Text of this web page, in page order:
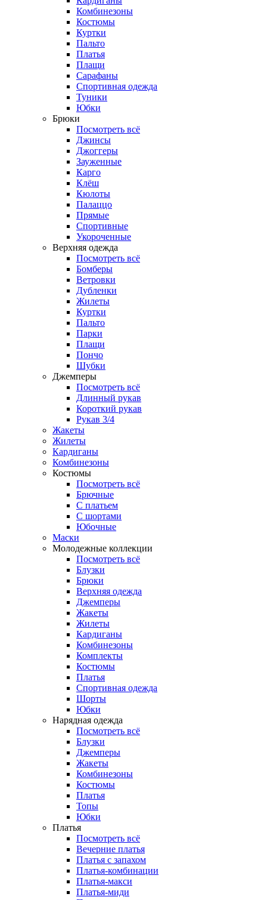
Комбинезоны
Костюмы
Куртки
Пальто
Платья
Плащи
Сарафаны
Спортивная одежда
Туники
Юбки
Брюки
Посмотреть всё
Джинсы
Джоггеры
Зауженные
Карго
Клёш
Кюлоты
Палаццо
Прямые
Спортивные
Укороченные
Верхняя одежда
Посмотреть всё
Бомберы
Ветровки
Дубленки
Жилеты
Куртки
Пальто
Парки
Плащи
Пончо
Шубки
Джемперы
Посмотреть всё
Длинный рукав
Короткий рукав
Рукав 3/4
Жакеты
Жилеты
Кардиганы
Комбинезоны
Костюмы
Посмотреть всё
Брючные
С платьем
С шортами
Юбочные
Маски
Молодежные коллекции
Посмотреть всё
Блузки
Брюки
Верхняя одежда
Джемперы
Жакеты
Жилеты
Кардиганы
Комбинезоны
Комплекты
Костюмы
Платья
Спортивная одежда
Шорты
Юбки
Нарядная одежда
Посмотреть всё
Блузки
Джемперы
Жакеты
Комбинезоны
Костюмы
Платья
Топы
Юбки
Платья
Посмотреть всё
Вечерние платья
Платья с запахом
Платья-комбинации
Платья-макси
Платья-миди